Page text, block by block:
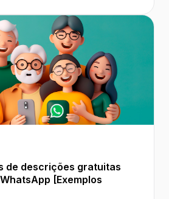
de descrições gratuitas
[Exemplos